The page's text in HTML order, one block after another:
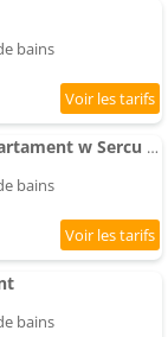
bains
Słoneczny i Przestronny Apartament w Sercu Szczecina by Noclegi Renters
bains
bains